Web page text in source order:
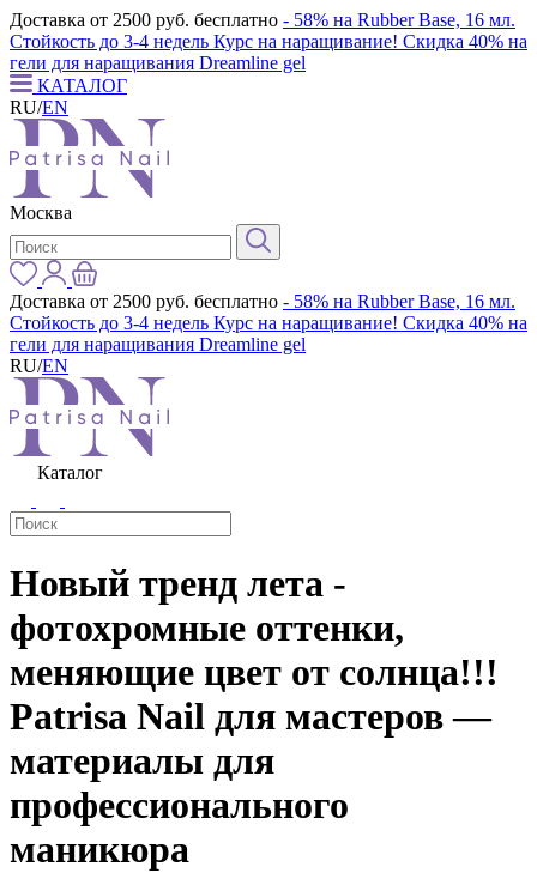
Доставка от 2500 руб. бесплатно - 58% на Rubber Base, 16 мл.
Стойкость до 3-4 недель Курс на наращивание! Скидка 40% на
гели для наращивания Dreamline gel
КАТАЛОГ
RU/EN
Москва
Доставка от 2500 руб. бесплатно - 58% на Rubber Base, 16 мл.
Стойкость до 3-4 недель Курс на наращивание! Скидка 40% на
гели для наращивания Dreamline gel
RU/EN
Каталог
Новый тренд лета -
фотохромные оттенки,
меняющие цвет от солнца!!!
Patrisa Nail для мастеров —
материалы для
профессионального
маникюра